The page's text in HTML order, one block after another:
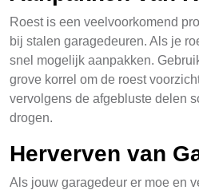
Roest is een veelvoorkomend
bij stalen garagedeuren. Als je
snel mogelijk aanpakken.
grove korrel om de roest
vervolgens de afgebluste delen
drogen.
Herverven van
Als jouw garagedeur er moe en